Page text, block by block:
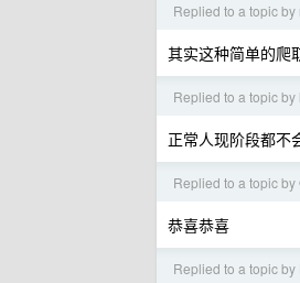
Replied to a topic by
其实这种简单的爬
Replied to a topic by
正常人现阶段都不
Replied to a topic by
恭喜恭喜
Replied to a topic by